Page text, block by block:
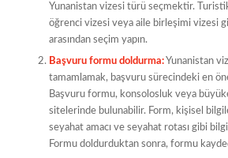
Yunanistan vizesi türü seçmektir.
öğrenci vizesi veya aile birleşimi vizesi
arasından seçim yapın.
Başvuru formu doldurma:Yunanistan
tamamlamak, başvuru sürecindeki en
Başvuru formu, konsolosluk veya
sitelerinde bulunabilir. Form, kişisel
seyahat amacı ve seyahat rotası gibi
Formu doldurduktan sonra, formu